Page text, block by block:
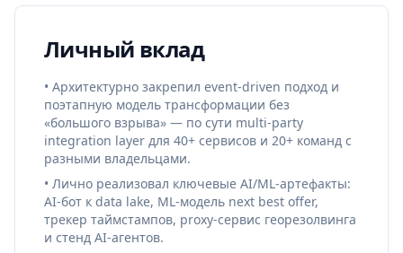
Личный вклад
• Архитектурно закрепил event-driven подход и
поэтапную модель трансформации без
«большого взрыва» — по сути multi-party
integration layer для 40+ сервисов и 20+ команд с
разными владельцами.
• Лично реализовал ключевые AI/ML-артефакты:
AI-бот к data lake, ML-модель next best offer,
трекер таймстампов, proxy-сервис георезолвинга
и стенд AI-агентов.